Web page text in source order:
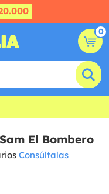
0
El Bombero
Consúltalas